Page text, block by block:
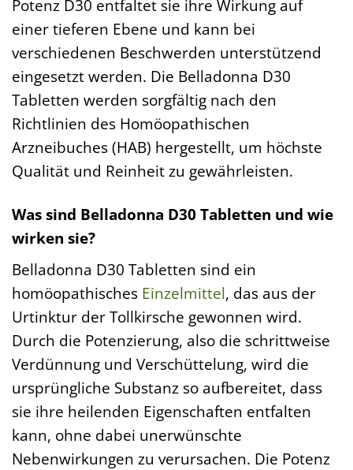
Potenz D30 entfaltet sie ihre Wirkung auf
einer tieferen Ebene und kann bei
verschiedenen Beschwerden unterstützend
eingesetzt werden. Die Belladonna D30
Tabletten werden sorgfältig nach den
Richtlinien des Homöopathischen
Arzneibuches (HAB) hergestellt, um höchste
Qualität und Reinheit zu gewährleisten.
Was sind Belladonna D30 Tabletten und wie
wirken sie?
Belladonna D30 Tabletten sind ein
homöopathisches Einzelmittel, das aus der
Urtinktur der Tollkirsche gewonnen wird.
Durch die Potenzierung, also die schrittweise
Verdünnung und Verschüttelung, wird die
ursprüngliche Substanz so aufbereitet, dass
sie ihre heilenden Eigenschaften entfalten
kann, ohne dabei unerwünschte
Nebenwirkungen zu verursachen. Die Potenz